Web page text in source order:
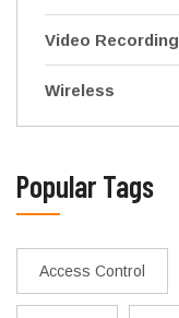
Video Recording
Wireless
Popular Tags
Access Control